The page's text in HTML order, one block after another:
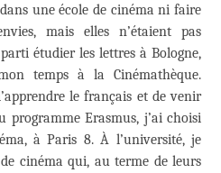
une école de cinéma ni faire
mais elles n’étaient pas
étudier les lettres à Bologne,
temps à la Cinémathèque.
le français et de venir
programme Erasmus, j’ai choisi
à Paris 8. À l’université, je
cinéma qui, au terme de leurs